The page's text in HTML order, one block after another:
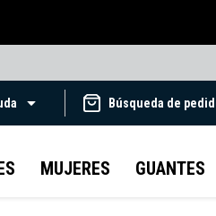
Búsqueda de
MUJERES GUANTES